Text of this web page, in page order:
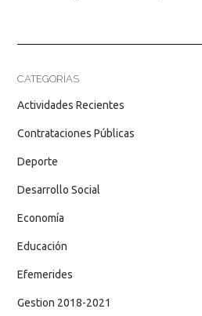
CATEGORÍAS
Actividades Recientes
Contrataciones Públicas
Deporte
Desarrollo Social
Economía
Educación
Efemerides
Gestion 2018-2021